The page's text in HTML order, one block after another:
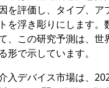
を評価し、タイプ、ア
を浮き彫りにします
、この研究予測は、
形で示しています。
入デバイス市場は、